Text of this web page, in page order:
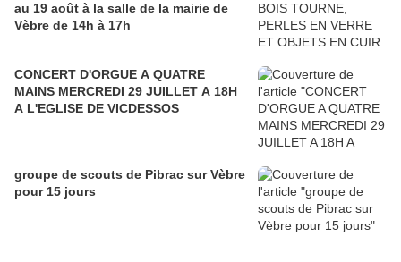
au 19 août à la salle de la mairie de
Vèbre de 14h à 17h
CONCERT D'ORGUE A QUATRE
MAINS MERCREDI 29 JUILLET A 18H
A L'EGLISE DE VICDESSOS
groupe de scouts de Pibrac sur Vèbre
pour 15 jours